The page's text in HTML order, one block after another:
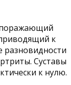
поражающий
к
разновидности
Суставы
к нулю.